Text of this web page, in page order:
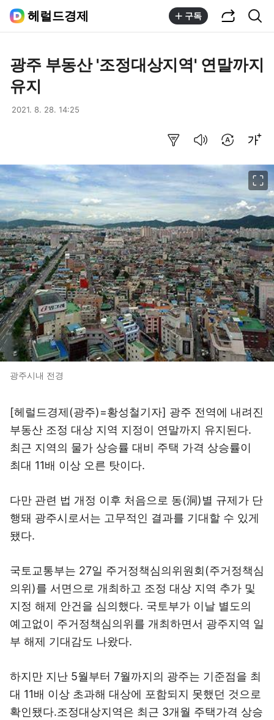
헤럴드경제 구독
광주 부동산 '조정대상지역' 연말까지
유지
2021. 8. 28. 14:25
광주시내 전경
[헤럴드경제(광주)=황성철기자] 광주 전역에 내려진
부동산 조정 대상 지역 지정이 연말까지 유지된다.
최근 지역의 물가 상승률 대비 주택 가격 상승률이
최대 11배 이상 오른 탓이다.
다만 관련 법 개정 이후 처음으로 동(洞)별 규제가 단
행돼 광주시로서는 고무적인 결과를 기대할 수 있게
됐다.
국토교통부는 27일 주거정책심의위원회(주거정책심
의위)를 서면으로 개최하고 조정 대상 지역 추가 및
지정 해제 안건을 심의했다. 국토부가 이날 별도의
예고없이 주거정책심의위를 개최하면서 광주지역 일
부 해제 기대감도 나왔다.
하지만 지난 5월부터 7월까지의 광주는 기준점을 최
대 11배 이상 초과해 대상에 포함되지 못했던 것으로
확인됐다.조정대상지역은 최근 3개월 주택가격 상승